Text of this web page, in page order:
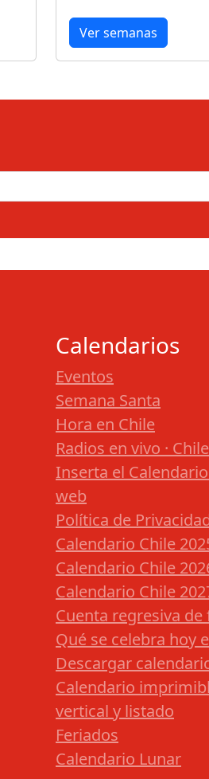
Ver semanas
Calendarios
Eventos
Semana Santa
Hora en Chile
Radios en vivo · Chile
Inserta el
web
Política de
Calendario Chile
Calendario Chile
Calendario Chile
Cuenta regresiva
Qué se celebra hoy
Descargar
Calendario
vertical y listado
Feriados
Calendario Lunar